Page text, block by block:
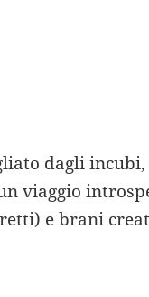
dagli
viaggio
e brani